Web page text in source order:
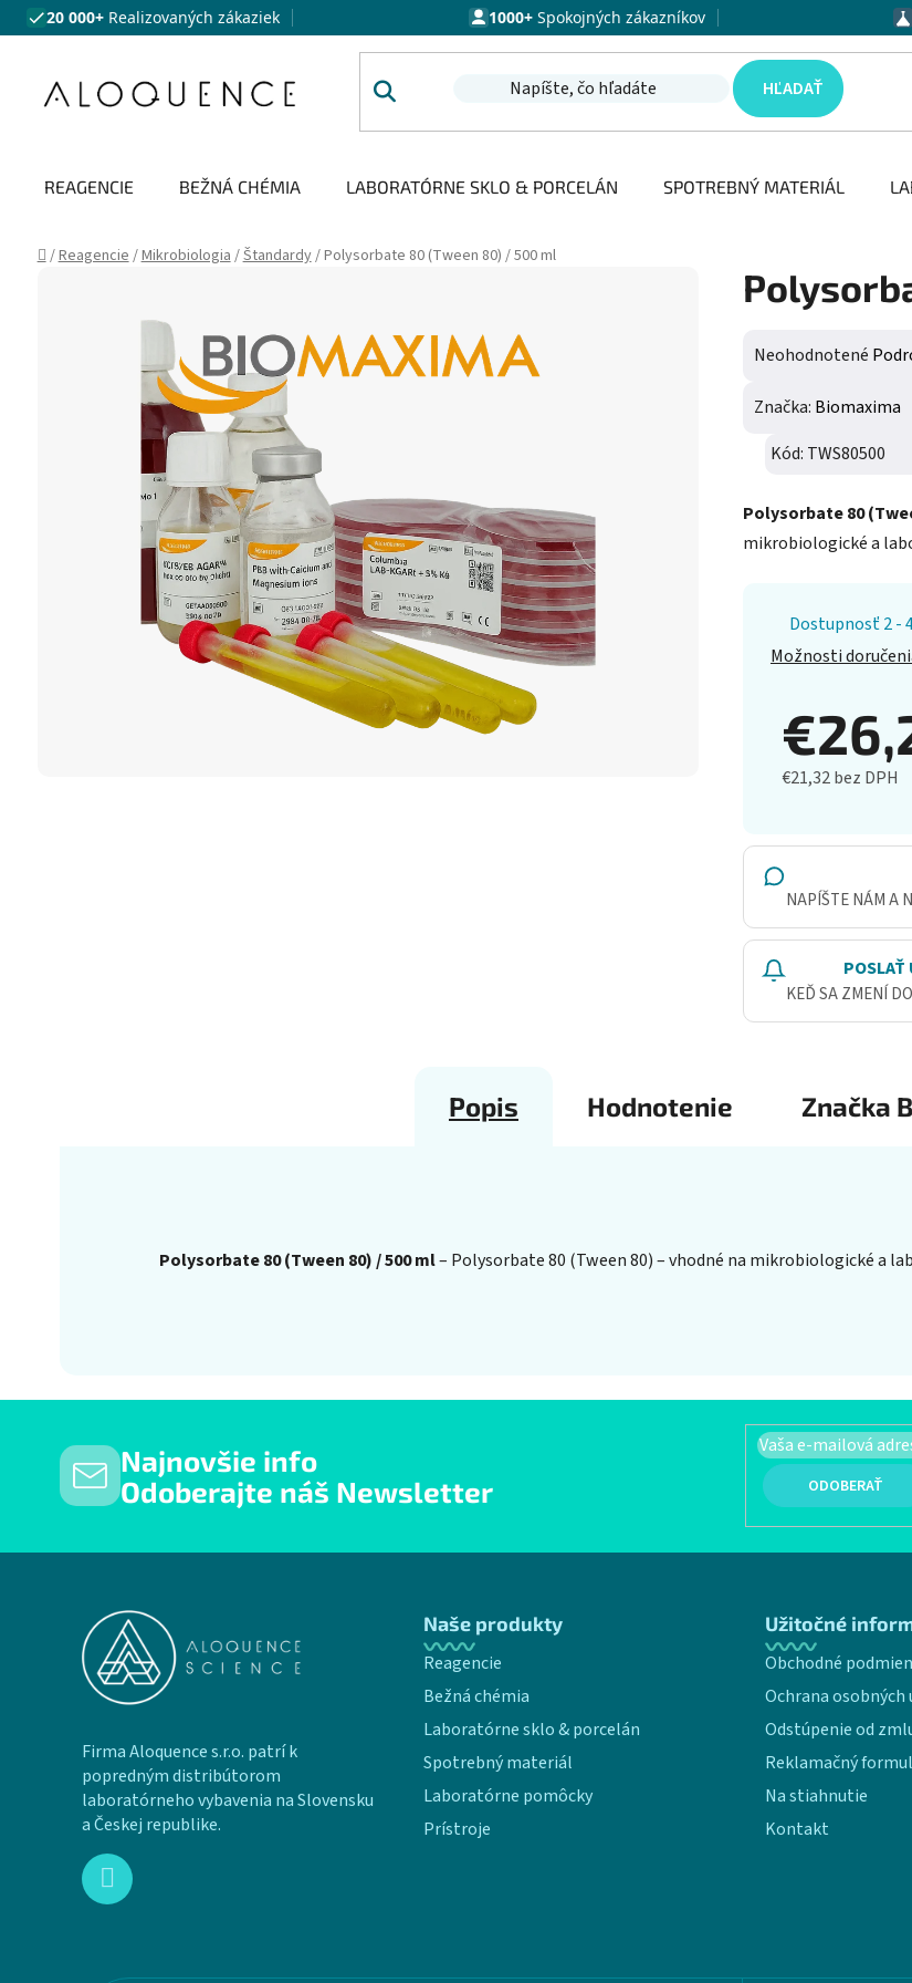
Prejsť na obsah
20 000+ Realizovaných zákaziek 1000+Spokojných zákazníkov
HĽADAŤ
REAGENCIE BEŽNÁ CHÉMIA LABORATÓRNE SKLO & PORCELÁN SPOTREBNÝ MATERIÁL
Domov
/Reagencie /Mikrobiologia /Štandardy/Polysorbate 80 (Tween 80) / 500 ml
Priemerné
Neohodnotené
Značka: Biomaxima
Kód: TWS80500
Polysorbate 80
mikrobiologické a
Dostupnosť 2 -
Možnosti
€21,32 bez DPH
NAPÍŠTE NÁM A
POSLAŤ
KEĎ SA ZMENÍ
Popis Hodnotenie Značka
Polysorbate 80 (Tween 80) / 500 ml– Polysorbate 80 (Tween 80) – vhodné na mikrobiologické a
Najnovšie info
Odoberajte náš Newsletter
Firma Aloquence s.r.o. patrí k
popredným distribútorom
laboratórneho vybavenia na Slovensku
a Českej republike.
Naše produkty
Reagencie
Bežná chémia
Laboratórne sklo & porcelán
Spotrebný materiál
Laboratórne pomôcky
Prístroje
Užitočné
Obchodné
Ochrana osobných
Odstúpenie od
Reklamačný
Na stiahnutie
Kontakt